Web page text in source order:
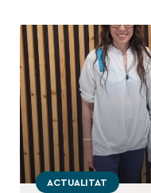
ACTUALITAT